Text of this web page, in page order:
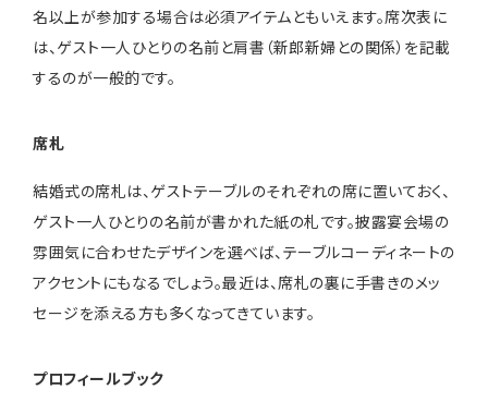
名以上が参加する場合は必須アイテムともいえます。席次表に
は、ゲスト一人ひとりの名前と肩書（新郎新婦との関係）を記載
するのが一般的です。
席札
結婚式の席札は、ゲストテーブルのそれぞれの席に置いておく、
ゲスト一人ひとりの名前が書かれた紙の札です。披露宴会場の
雰囲気に合わせたデザインを選べば、テーブルコーディネートの
アクセントにもなるでしょう。最近は、席札の裏に手書きのメッ
セージを添える方も多くなってきています。
プロフィールブック